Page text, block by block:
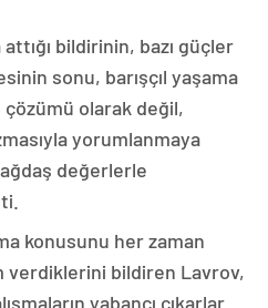
bildirinin, bazı güçler
sonu, barışçıl yaşama
olarak değil,
yorumlanmaya
değerlerle
konusunu her zaman
verdiklerini bildiren Lavrov,
yabancı çıkarlar